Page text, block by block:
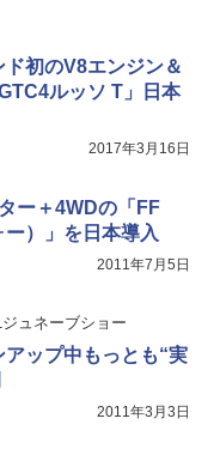
初のV8エンジン＆
ルッソ T」日本
2017年3月16日
ー＋4WDの「FF
ー）」を日本導入
2011年7月5日
ュネーブショー
ップ中もっとも“実
2011年3月3日